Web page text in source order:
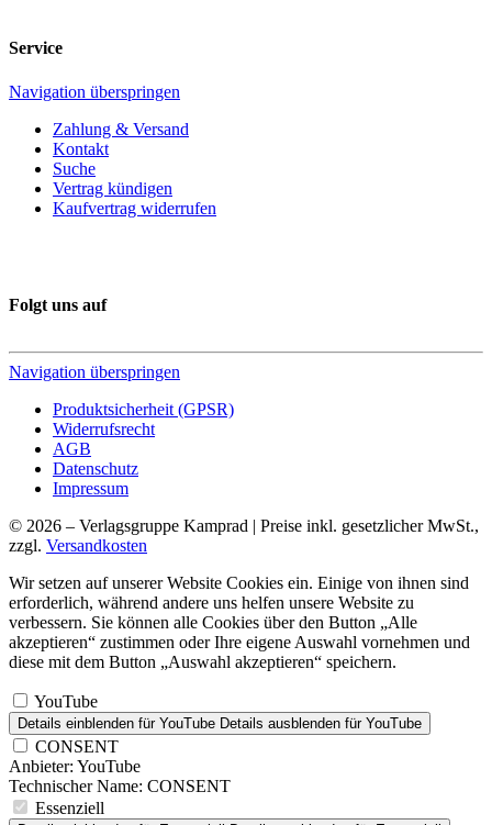
Service
Navigation überspringen
Zahlung & Versand
Kontakt
Suche
Vertrag kündigen
Kaufvertrag widerrufen
Folgt uns auf
Navigation überspringen
Produktsicherheit (GPSR)
Widerrufsrecht
AGB
Datenschutz
Impressum
© 2026 – Verlagsgruppe Kamprad | Preise inkl. gesetzlicher MwSt.,
zzgl. Versandkosten
Wir setzen auf unserer Website Cookies ein. Einige von ihnen sind
erforderlich, während andere uns helfen unsere Website zu
verbessern. Sie können alle Cookies über den Button „Alle
akzeptieren“ zustimmen oder Ihre eigene Auswahl vornehmen und
diese mit dem Button „Auswahl akzeptieren“ speichern.
YouTube
Details einblenden für YouTube Details ausblenden für YouTube
CONSENT
Anbieter: YouTube
Technischer Name: CONSENT
Essenziell